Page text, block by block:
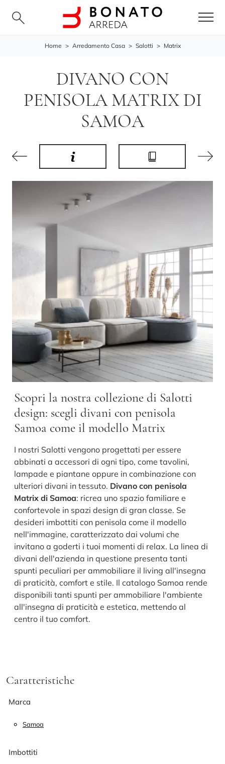
Home > Arredamento Casa > Salotti > Matrix
DIVANO CON
PENISOLA MATRIX DI
SAMOA
Scopri la nostra collezione di Salotti
design: scegli divani con penisola
Samoa come il modello Matrix
I nostri Salotti vengono progettati per essere
abbinati a accessori di ogni tipo, come tavolini,
lampade e piantane oppure in combinazione con
ulteriori divani in tessuto. Divano con penisola
Matrix di Samoa: ricrea uno spazio familiare e
confortevole in spazi design di gran classe. Se
desideri imbottiti con penisola come il modello
nell'immagine, caratterizzato dai volumi che
invitano a goderti i tuoi momenti di relax. La linea di
divani dell'azienda in questione presenta tanti
spunti peculiari per ammobiliare il living all'insegna
di praticità, comfort e stile. Il catalogo Samoa rende
disponibili tanti spunti per ammobiliare l'ambiente
all'insegna di praticità e estetica, mettendo al
centro il tuo comfort.
Caratteristiche
Marca
Samoa
Imbottiti